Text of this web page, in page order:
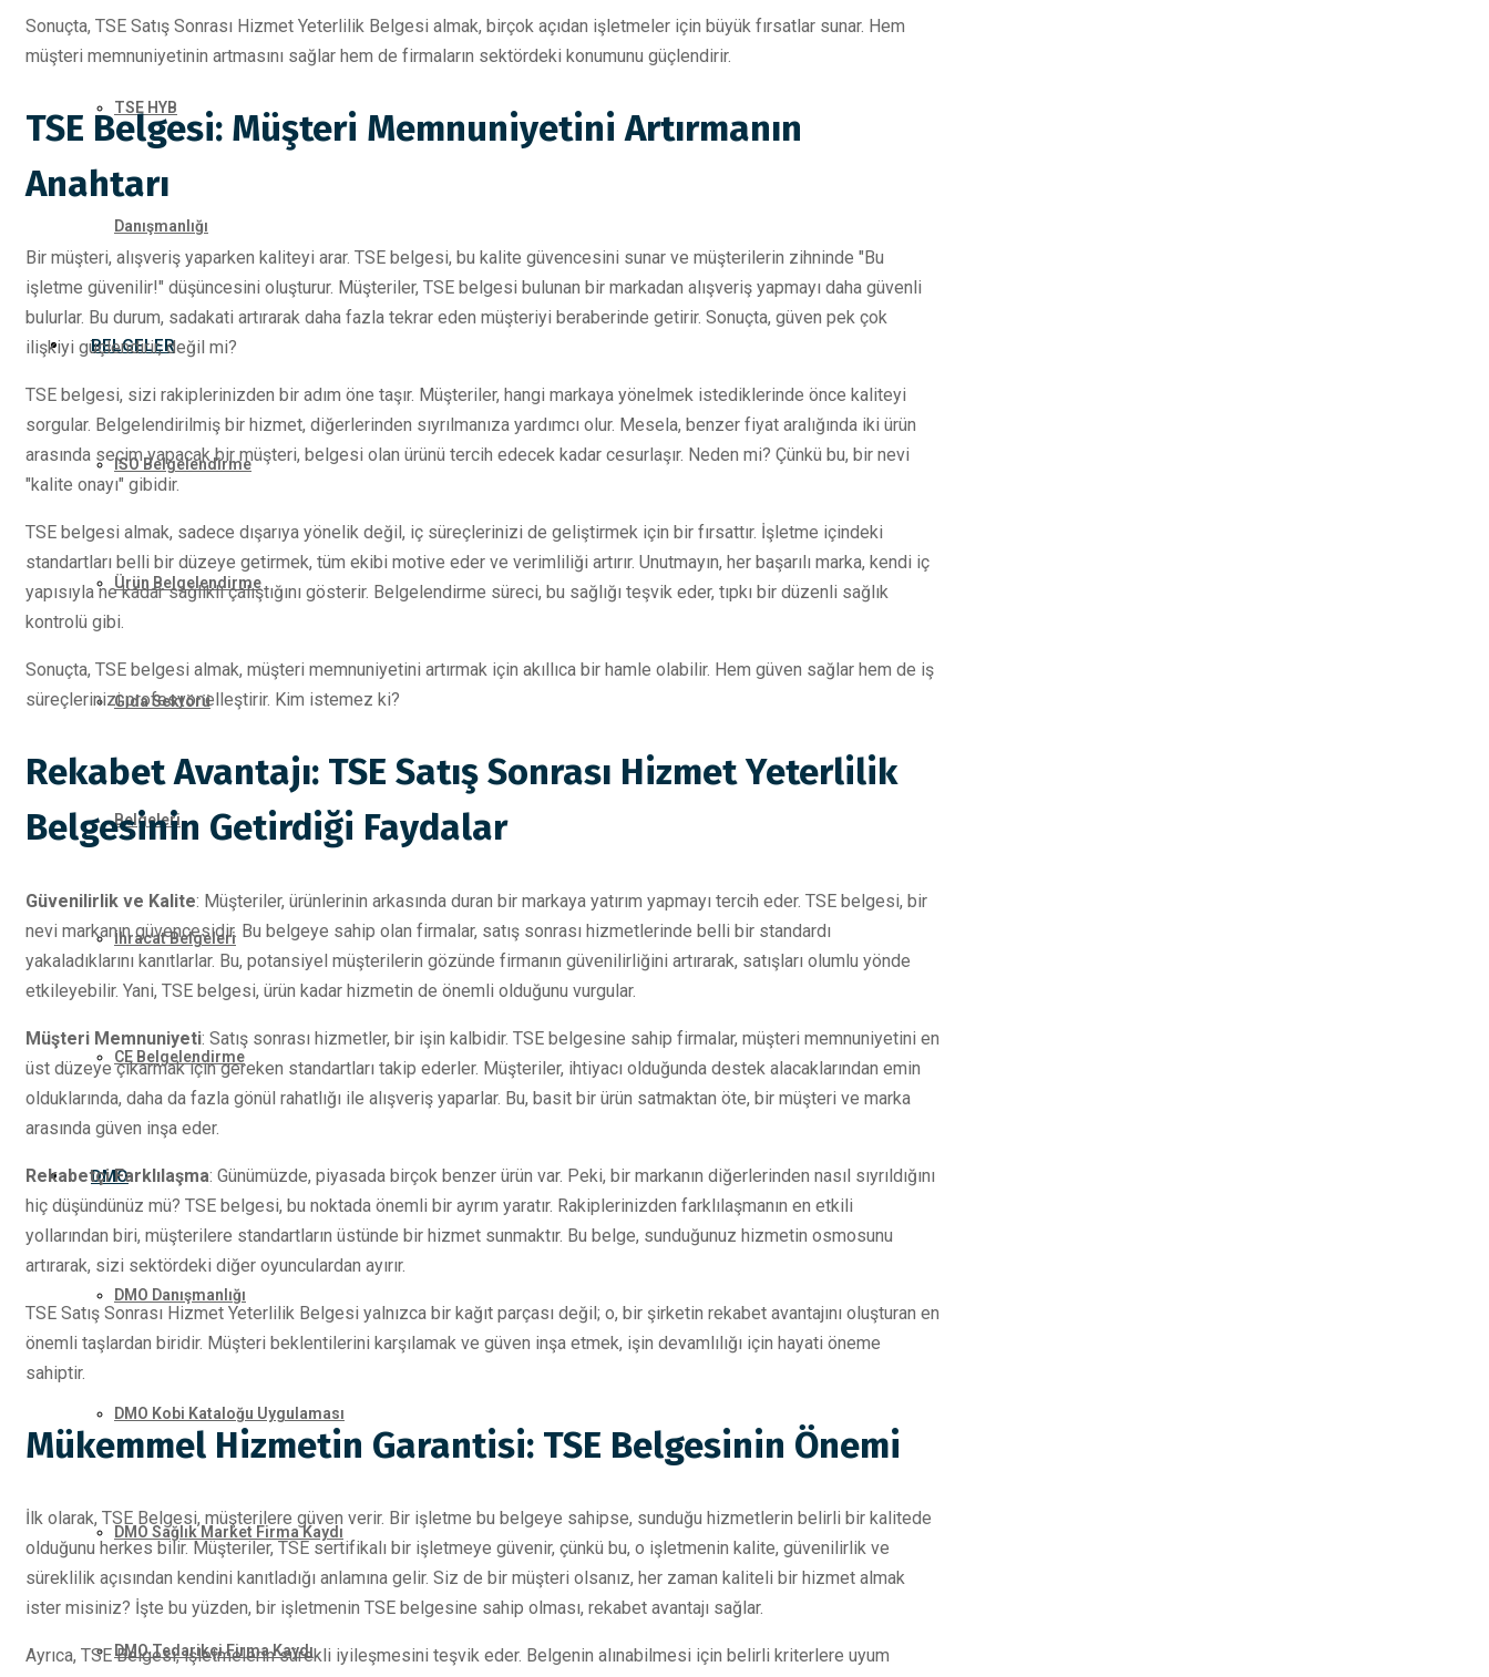
TSE HYB
Danışmanlığı
BELGELER
ISO Belgelendirme
Ürün Belgelendirme
Gıda Sektörü
Belgeleri
İhracat Belgeleri
CE Belgelendirme
DMO
DMO Danışmanlığı
DMO Kobi Kataloğu Uygulaması
DMO Sağlık Market Firma Kaydı
DMO Tedarikçi Firma Kaydı
Sonuçta, TSE Satış Sonrası Hizmet Yeterlilik Belgesi almak, birçok açıdan işletmeler için büyük fırsatlar sunar. Hem
müşteri memnuniyetinin artmasını sağlar hem de firmaların sektördeki konumunu güçlendirir.
TSE Belgesi: Müşteri Memnuniyetini Artırmanın
Anahtarı
Bir müşteri, alışveriş yaparken kaliteyi arar. TSE belgesi, bu kalite güvencesini sunar ve müşterilerin zihninde "Bu
işletme güvenilir!" düşüncesini oluşturur. Müşteriler, TSE belgesi bulunan bir markadan alışveriş yapmayı daha güvenli
bulurlar. Bu durum, sadakati artırarak daha fazla tekrar eden müşteriyi beraberinde getirir. Sonuçta, güven pek çok
ilişkiyi güçlendirir, değil mi?
TSE belgesi, sizi rakiplerinizden bir adım öne taşır. Müşteriler, hangi markaya yönelmek istediklerinde önce kaliteyi
sorgular. Belgelendirilmiş bir hizmet, diğerlerinden sıyrılmanıza yardımcı olur. Mesela, benzer fiyat aralığında iki ürün
arasında seçim yapacak bir müşteri, belgesi olan ürünü tercih edecek kadar cesurlaşır. Neden mi? Çünkü bu, bir nevi
"kalite onayı" gibidir.
TSE belgesi almak, sadece dışarıya yönelik değil, iç süreçlerinizi de geliştirmek için bir fırsattır. İşletme içindeki
standartları belli bir düzeye getirmek, tüm ekibi motive eder ve verimliliği artırır. Unutmayın, her başarılı marka, kendi iç
yapısıyla ne kadar sağlıklı çalıştığını gösterir. Belgelendirme süreci, bu sağlığı teşvik eder, tıpkı bir düzenli sağlık
kontrolü gibi.
Sonuçta, TSE belgesi almak, müşteri memnuniyetini artırmak için akıllıca bir hamle olabilir. Hem güven sağlar hem de iş
süreçlerinizi profesyonelleştirir. Kim istemez ki?
Rekabet Avantajı: TSE Satış Sonrası Hizmet Yeterlilik
Belgesinin Getirdiği Faydalar
Güvenilirlik ve Kalite: Müşteriler, ürünlerinin arkasında duran bir markaya yatırım yapmayı tercih eder. TSE belgesi, bir
nevi markanın güvencesidir. Bu belgeye sahip olan firmalar, satış sonrası hizmetlerinde belli bir standardı
yakaladıklarını kanıtlarlar. Bu, potansiyel müşterilerin gözünde firmanın güvenilirliğini artırarak, satışları olumlu yönde
etkileyebilir. Yani, TSE belgesi, ürün kadar hizmetin de önemli olduğunu vurgular.
Müşteri Memnuniyeti: Satış sonrası hizmetler, bir işin kalbidir. TSE belgesine sahip firmalar, müşteri memnuniyetini en
üst düzeye çıkarmak için gereken standartları takip ederler. Müşteriler, ihtiyacı olduğunda destek alacaklarından emin
olduklarında, daha da fazla gönül rahatlığı ile alışveriş yaparlar. Bu, basit bir ürün satmaktan öte, bir müşteri ve marka
arasında güven inşa eder.
Rekabetçi Farklılaşma: Günümüzde, piyasada birçok benzer ürün var. Peki, bir markanın diğerlerinden nasıl sıyrıldığını
hiç düşündünüz mü? TSE belgesi, bu noktada önemli bir ayrım yaratır. Rakiplerinizden farklılaşmanın en etkili
yollarından biri, müşterilere standartların üstünde bir hizmet sunmaktır. Bu belge, sunduğunuz hizmetin osmosunu
artırarak, sizi sektördeki diğer oyunculardan ayırır.
TSE Satış Sonrası Hizmet Yeterlilik Belgesi yalnızca bir kağıt parçası değil; o, bir şirketin rekabet avantajını oluşturan en
önemli taşlardan biridir. Müşteri beklentilerini karşılamak ve güven inşa etmek, işin devamlılığı için hayati öneme
sahiptir.
Mükemmel Hizmetin Garantisi: TSE Belgesinin Önemi
İlk olarak, TSE Belgesi, müşterilere güven verir. Bir işletme bu belgeye sahipse, sunduğu hizmetlerin belirli bir kalitede
olduğunu herkes bilir. Müşteriler, TSE sertifikalı bir işletmeye güvenir, çünkü bu, o işletmenin kalite, güvenilirlik ve
süreklilik açısından kendini kanıtladığı anlamına gelir. Siz de bir müşteri olsanız, her zaman kaliteli bir hizmet almak
ister misiniz? İşte bu yüzden, bir işletmenin TSE belgesine sahip olması, rekabet avantajı sağlar.
Ayrıca, TSE Belgesi, işletmelerin sürekli iyileşmesini teşvik eder. Belgenin alınabilmesi için belirli kriterlere uyum